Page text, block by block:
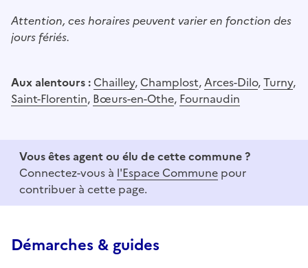
Attention, ces horaires peuvent varier en fonction des
jours fériés.
Aux alentours : Chailley, Champlost,Arces-Dilo,Turny,
Saint-Florentin, Bœurs-en-Othe, Fournaudin
Vous êtes agent ou élu de cette commune ?
Connectez-vous à l'Espace Commune pour
contribuer à cette page.
Démarches & guides